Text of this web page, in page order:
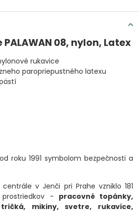
08, nylon, Latex
rukavice
paropriepustného latexu
roku 1991 symbolom bezpečnosti a
v Jenči pri Prahe vzniklo 181
- pracovné topánky,
mikiny, svetre, rukavice,